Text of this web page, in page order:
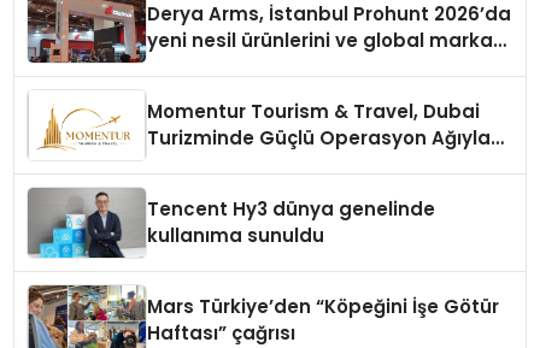
Derya Arms, İstanbul Prohunt 2026’da
yeni nesil ürünlerini ve global marka
Momentur Tourism & Travel, Dubai
Turizminde Güçlü Operasyon Ağıyla
Tencent Hy3 dünya genelinde
kullanıma sunuldu
Mars Türkiye’den “Köpeğini İşe Götür
Haftası” çağrısı